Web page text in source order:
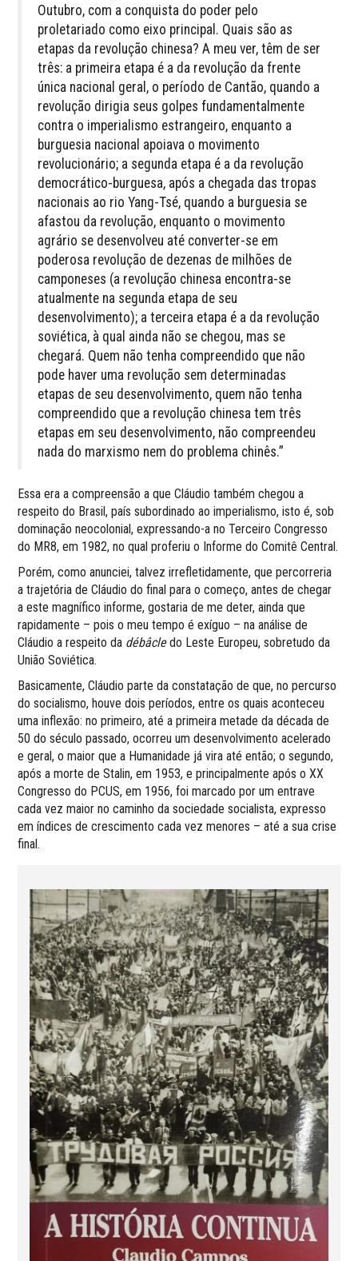
Outubro, com a conquista do poder pelo
proletariado como eixo principal. Quais são as
etapas da revolução chinesa? A meu ver, têm de ser
três: a primeira etapa é a da revolução da frente
única nacional geral, o período de Cantão, quando a
revolução dirigia seus golpes fundamentalmente
contra o imperialismo estrangeiro, enquanto a
burguesia nacional apoiava o movimento
revolucionário; a segunda etapa é a da revolução
democrático-burguesa, após a chegada das tropas
nacionais ao rio Yang-Tsé, quando a burguesia se
afastou da revolução, enquanto o movimento
agrário se desenvolveu até converter-se em
poderosa revolução de dezenas de milhões de
camponeses (a revolução chinesa encontra-se
atualmente na segunda etapa de seu
desenvolvimento); a terceira etapa é a da revolução
soviética, à qual ainda não se chegou, mas se
chegará. Quem não tenha compreendido que não
pode haver uma revolução sem determinadas
etapas de seu desenvolvimento, quem não tenha
compreendido que a revolução chinesa tem três
etapas em seu desenvolvimento, não compreendeu
nada do marxismo nem do problema chinês.”
Essa era a compreensão a que Cláudio também chegou a
respeito do Brasil, país subordinado ao imperialismo, isto é, sob
dominação neocolonial, expressando-a no Terceiro Congresso
do MR8, em 1982, no qual proferiu o Informe do Comitê Central.
Porém, como anunciei, talvez irrefletidamente, que percorreria
a trajetória de Cláudio do final para o começo, antes de chegar
a este magnífico informe, gostaria de me deter, ainda que
rapidamente – pois o meu tempo é exíguo – na análise de
Cláudio a respeito da débâcledo Leste Europeu, sobretudo da
União Soviética.
Basicamente, Cláudio parte da constatação de que, no percurso
do socialismo, houve dois períodos, entre os quais aconteceu
uma inflexão: no primeiro, até a primeira metade da década de
50 do século passado, ocorreu um desenvolvimento acelerado
e geral, o maior que a Humanidade já vira até então; o segundo,
após a morte de Stalin, em 1953, e principalmente após o XX
Congresso do PCUS, em 1956, foi marcado por um entrave
cada vez maior no caminho da sociedade socialista, expresso
em índices de crescimento cada vez menores – até a sua crise
final.